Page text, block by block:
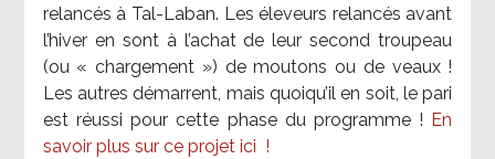
relancés à Tal-Laban. Les éleveurs relancés avant
l’hiver en sont à l’achat de leur second troupeau
(ou « chargement ») de moutons ou de veaux !
Les autres démarrent, mais quoiqu’il en soit, le pari
est réussi pour cette phase du programme ! En
savoir plus sur ce projet ici !